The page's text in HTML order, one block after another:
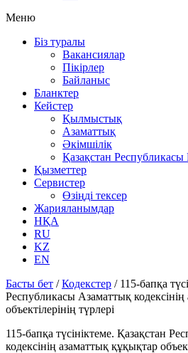
Меню
Біз туралы
Вакансиялар
Пікірлер
Байланыс
Бланктер
Кейстер
Қылмыстық
Азаматтық
Әкімшілік
Қазақстан
Қызметтер
Сервистер
Өзіңді тексер
Жарияланымдар
НҚА
RU
KZ
EN
Басты бет /Кодекстер / 115-бапқа
Республикасы Азаматтық
объектілерінің түрлері
115-бапқа түсініктеме. Қазақстан
кодексінің азаматтық құқықтар